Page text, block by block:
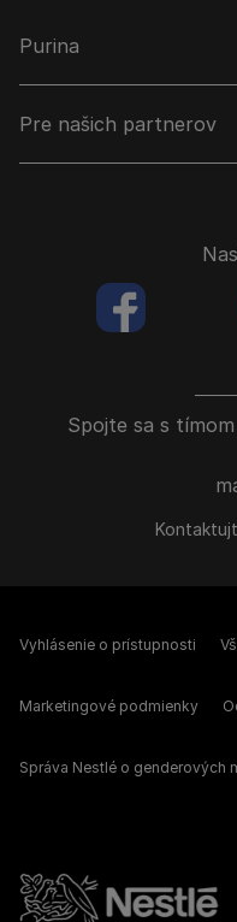
Purina
Pre našich partnerov
Spojte sa s
Vyhlásenie o prístupnosti
Marketingové podmienky
Správa Nestlé o genderových